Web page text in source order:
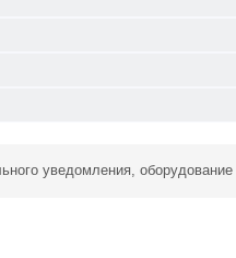
уведомления,